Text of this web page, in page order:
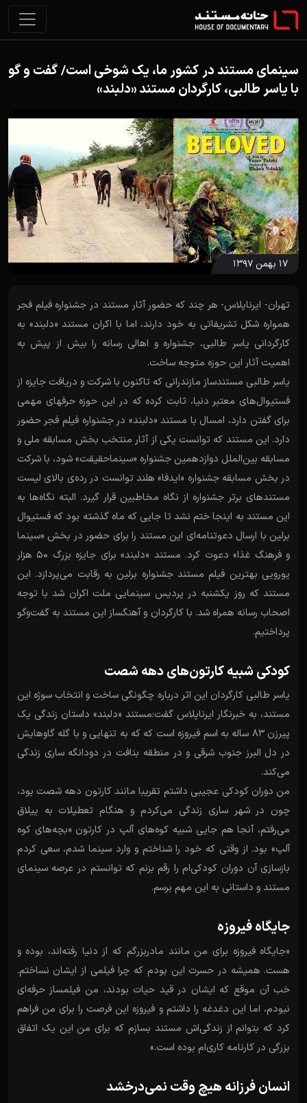
سینمای مستند در کشور ما، یک شوخی است/ گفت و گو
با یاسر طالبی، کارگردان مستند «دلبند»
۱۷ بهمن ۱۳۹۷
تهران- ایرناپلاس- هر چند که حضور آثار مستند در جشنواره فیلم فجر
همواره شکل تشریفاتی به خود دارند، اما با اکران مستند «دلبند» به
کارگردانی یاسر طالبی، جشنواره و اهالی رسانه را بیش از پیش به
اهمیت آثار این حوزه متوجه ساخت.
یاسر طالبی مستندساز مازندرانی که تاکنون با شرکت و دریافت جایزه از
فستیوال‌های معتبر دنیا، ثابت کرده که در این حوزه حرف‎های مهمی
برای گفتن دارد، امسال با مستند «دلبند» در جشنواره فیلم فجر حضور
دارد. این مستند که توانست یکی از آثار منتخب بخش مسابقه ملی و
مسابقه بین‌الملل دوازدهمین جشنواره «سینماحقیقت» شود، با شرکت
در بخش مسابقه جشنواره «ایدفا» هلند توانست در رده‌ی بالای لیست
مستندهای برتر جشنواره از نگاه مخاطبین قرار گیرد. البته نگاه‌ها به
این مستند به اینجا ختم نشد تا جایی که ماه گذشته بود که فستیوال
برلین با ارسال دعوتنامه‌ای این مستند را برای حضور در بخش «سینما
و فرهنگ غذا» دعوت کرد. مستند «دلبند» برای جایزه بزرگ 50 هزار
یورویی بهترین فیلم مستند جشنواره برلین به رقابت می‌پردازد. این
مستند که روز یکشنبه در پردیس سینمایی ملت اکران شد با توجه
اصحاب رسانه همراه شد. با کارگردان و آهنگساز این مستند به گفت‌وگو
پرداختیم.
کودکی شبیه کارتون‌های دهه شصت
یاسر طالبی کارگردان این اثر درباره چگونگی ساخت و انتخاب سوژه این
مستند، به خبرنگار ایرناپلاس گفت:مستند «دلبند» داستان زندگی یک
پیرزن 83 ساله به اسم فیروزه است که که به تنهایی و با گله گاوهایش
در دل البرز جنوب شرقی و در منطقه بنافت در دودانگه ساری زندگی
می‌کند.
من دوران کودکی عجیبی داشتم تقریبا مانند کارتون دهه شصت بود،
چون در شهر ساری زندگی می‌کردم و هنگام تعطیلات به ییلاق
می‌رفتم، آنجا هم جایی شبیه کوه‌های آلپ در کارتون «بچه‌های کوه
آلپ» بود. از وقتی که خود را شناختم و وارد سینما شدم، سعی کردم
بازسازی آن دوران کودکی‌ام را رقم بزنم که توانستم در عرصه سینمای
مستند و داستانی به این مهم برسم.
جایگاه فیروزه
«جایگاه فیروزه برای من مانند مادربزرگم که از دنیا رفته‌اند، بوده و
هست. همیشه در حسرت این بودم که چرا فیلمی از ایشان نساختم.
خب آن موقع که ایشان در قید حیات بودند، من فیلمساز حرفه‌ای
نبودم، اما این دغدغه را داشتم و فیروزه این فرصت را برای من فراهم
کرد که بتوانم از زندگی‌اش مستند بسازم که برای من این یک اتفاق
بزرگی در کارنامه کاری‌ام بوده است.»
انسان فرزانه هیچ وقت نمی‌درخشد